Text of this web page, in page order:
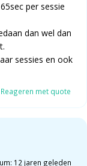
per sessie
dan wel dan
sessies en ook
Reageren met quote
12 jaren geleden